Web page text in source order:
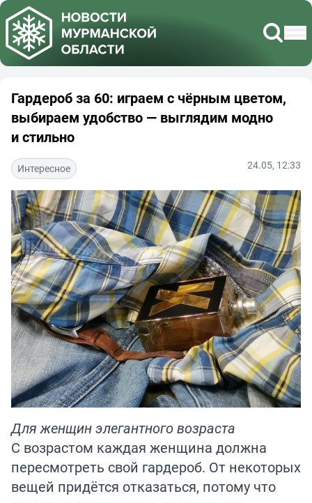
Гардероб за 60: играем с чёрным цветом,
выбираем удобство — выглядим модно
и стильно
Интересное 24.05, 12:33
Для женщин элегантного возраста
С возрастом каждая женщина должна
пересмотреть свой гардероб. От некоторых
вещей придётся отказаться, потому что